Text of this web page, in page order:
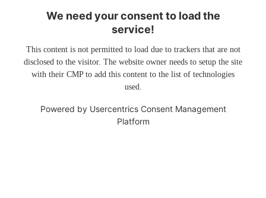
We need your consent to load the
service!
This content is not permitted to load due to trackers that are not
disclosed to the visitor. The website owner needs to setup the site
with their CMP to add this content to the list of technologies
used.
Powered by Usercentrics Consent Management
Platform